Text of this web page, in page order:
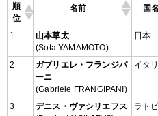
順
位
名前 国名
1
山本草太
(Sota YAMAMOTO)
日本
2
ガブリエレ・フランジパ
ーニ
(Gabriele FRANGIPANI)
イタ
3
デニス・ヴァシリエフス
ラト